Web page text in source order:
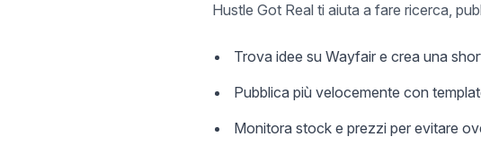
Hustle Got Real ti aiuta a fare ricerca,
Trova idee su Wayfair e crea una
Pubblica più velocemente con
Monitora stock e prezzi per evitare